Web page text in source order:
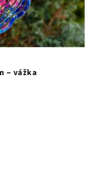
– vážka